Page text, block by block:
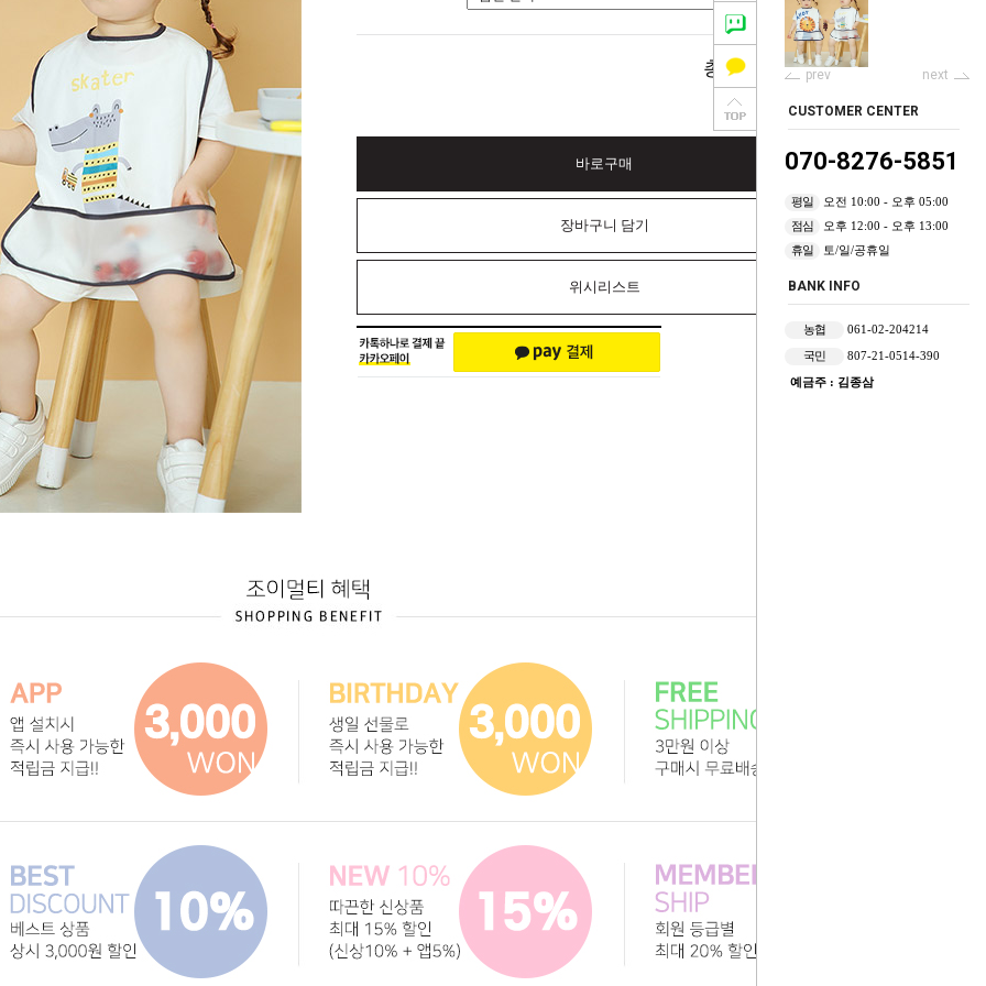
prev next
CUSTOMER CENTER
070-8276-5851
평일
오전 10:00 - 오후 05:00
점심
오후 12:00 - 오후 13:00
휴일
토/일/공휴일
BANK INFO
농협
061-02-204214
국민
807-21-0514-390
예금주 : 김종삼
총 상품 금액0원
바로구매
장바구니 담기
위시리스트